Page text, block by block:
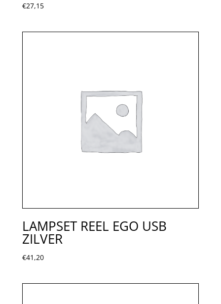
€27,15
LAMPSET REEL EGO USB
ZILVER
€41,20